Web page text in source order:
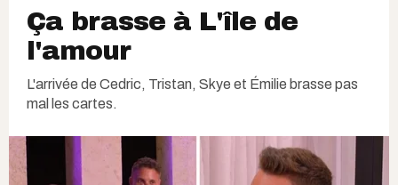
Ça brasse à L'île de
l'amour
L'arrivée de Cedric, Tristan, Skye et Émilie brasse pas
mal les cartes.